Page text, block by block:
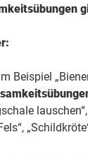
Beispiel